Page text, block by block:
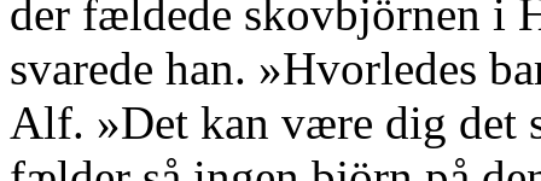
der fældede skovbjörnen i
svarede han. »Hvorledes
Alf. »Det kan være dig det